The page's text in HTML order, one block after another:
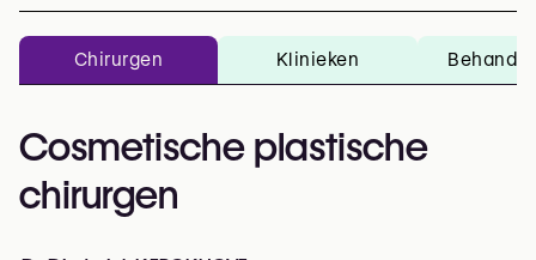
Chirurgen Klinieken
Cosmetische plastische
chirurgen